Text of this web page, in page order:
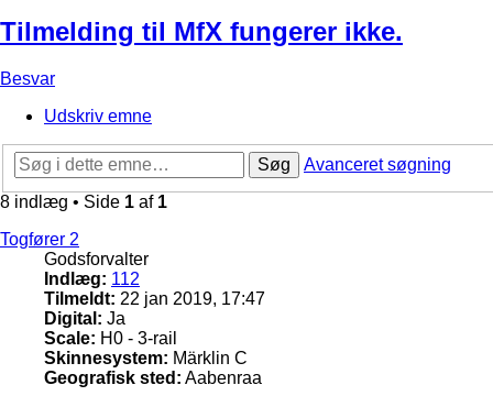
Tilmelding til MfX fungerer ikke.
Besvar
Udskriv emne
Søg
Avanceret søgning
8 indlæg • Side 1 af 1
Togfører 2
Godsforvalter
Indlæg: 112
Tilmeldt: 22 jan 2019, 17:47
Digital: Ja
Scale: H0 - 3-rail
Skinnesystem: Märklin C
Geografisk sted: Aabenraa